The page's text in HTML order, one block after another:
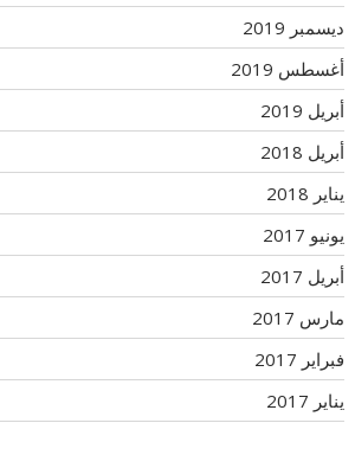
ديسمبر 2019
أغسطس 2019
أبريل 2019
أبريل 2018
يناير 2018
يونيو 2017
أبريل 2017
مارس 2017
فبراير 2017
يناير 2017